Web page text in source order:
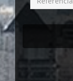
por
Referência